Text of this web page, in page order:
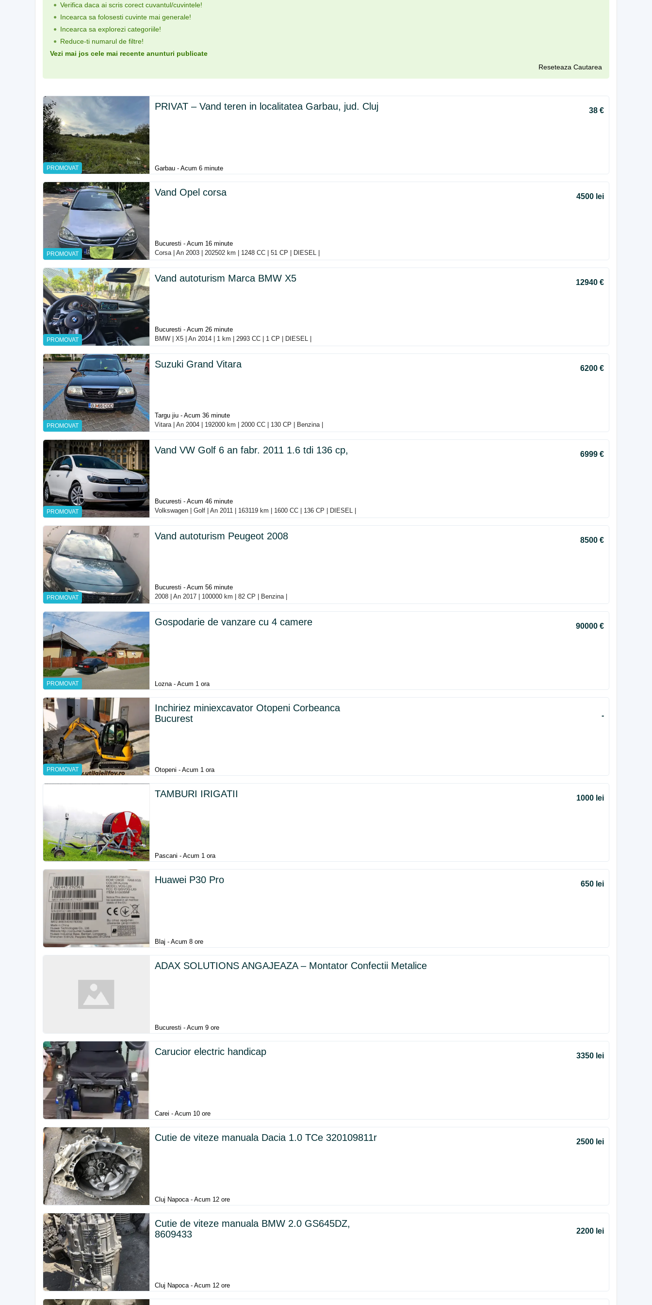
Verifica daca ai scris corect cuvantul/cuvintele!
Incearca sa folosesti cuvinte mai generale!
Incearca sa explorezi categoriile!
Reduce-ti numarul de filtre!
Vezi mai jos cele mai recente anunturi publicate
Reseteaza Cautarea
PROMOVAT
PRIVAT – Vand teren in localitatea Garbau, jud. Cluj 38 €
Garbau - Acum 6 minute
PROMOVAT
Vand Opel corsa 4500 lei
Bucuresti - Acum 16 minute
Corsa | An 2003 | 202502 km | 1248 CC | 51 CP | DIESEL |
PROMOVAT
Vand autoturism Marca BMW X5 12940 €
Bucuresti - Acum 26 minute
BMW | X5 | An 2014 | 1 km | 2993 CC | 1 CP | DIESEL |
PROMOVAT
Suzuki Grand Vitara 6200 €
Targu jiu - Acum 36 minute
Vitara | An 2004 | 192000 km | 2000 CC | 130 CP | Benzina |
PROMOVAT
Vand VW Golf 6 an fabr. 2011 1.6 tdi 136 cp, 6999 €
Bucuresti - Acum 46 minute
Volkswagen | Golf | An 2011 | 163119 km | 1600 CC | 136 CP | DIESEL |
PROMOVAT
Vand autoturism Peugeot 2008 8500 €
Bucuresti - Acum 56 minute
2008 | An 2017 | 100000 km | 82 CP | Benzina |
PROMOVAT
Gospodarie de vanzare cu 4 camere 90000 €
Lozna - Acum 1 ora
PROMOVAT
Inchiriez miniexcavator Otopeni Corbeanca
Bucurest
-
Otopeni - Acum 1 ora
TAMBURI IRIGATII 1000 lei
Pascani - Acum 1 ora
Huawei P30 Pro 650 lei
Blaj - Acum 8 ore
ADAX SOLUTIONS ANGAJEAZA – Montator Confectii Metalice
Bucuresti - Acum 9 ore
Carucior electric handicap 3350 lei
Carei - Acum 10 ore
Cutie de viteze manuala Dacia 1.0 TCe 320109811r 2500 lei
Cluj Napoca - Acum 12 ore
Cutie de viteze manuala BMW 2.0 GS645DZ,
8609433
2200 lei
Cluj Napoca - Acum 12 ore